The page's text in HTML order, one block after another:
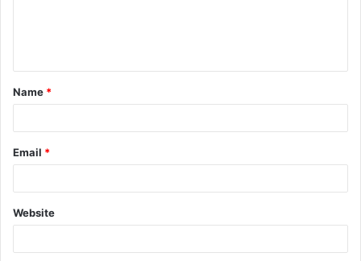
Name *
Email *
Website